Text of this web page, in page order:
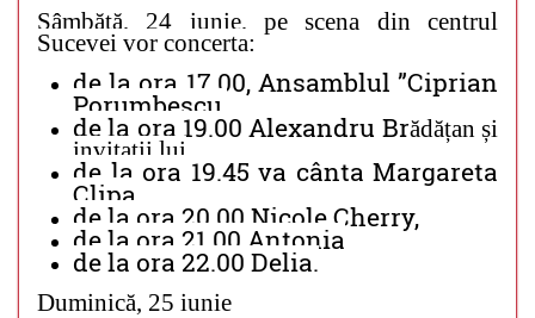
Sâmbătă, 24 iunie, pe scena din centrul
Sucevei vor concerta:
de la ora 17.00, Ansamblul ”Ciprian
Porumbescu,
de la ora 19.00 Alexandru Brădățan și
invitații lui
de la ora 19.45 va cânta Margareta
Clipa,
de la ora 20.00 Nicole Cherry,
de la ora 21.00 Antonia
de la ora 22.00 Delia.
Duminică, 25 iunie